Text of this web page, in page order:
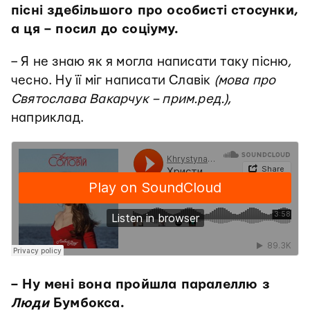
пісні здебільшого про особисті стосунки,
а ця – посил до соціуму.
– Я не знаю як я могла написати таку пісню,
чесно. Ну її міг написати Славік (мова про
Святослава Вакарчук – прим.ред.),
наприклад.
– Ну мені вона пройшла паралеллю з
ЛюдиБумбокса.